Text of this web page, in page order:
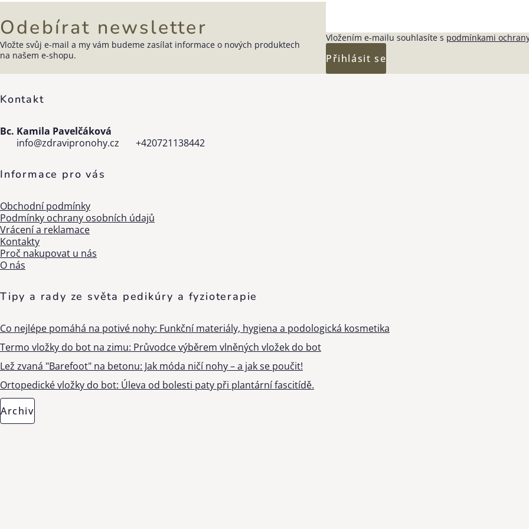
Zápatí
Kontakt
Bc. Kamila Pavelčáková
info@zdravipronohy.cz +420721138442
Informace pro vás
Obchodní podmínky
Podmínky ochrany osobních údajů
Vrácení a reklamace
Kontakty
Proč nakupovat u nás
O nás
Tipy a rady ze světa pedikúry a fyzioterapie
Co nejlépe pomáhá na potivé nohy: Funkční materiály, hygiena a podologická kosmetika
Termo vložky do bot na zimu: Průvodce výběrem vlněných vložek do bot
Lež zvaná "Barefoot" na betonu: Jak móda ničí nohy – a jak se poučit!
Ortopedické vložky do bot: Úleva od bolesti paty při plantární fascitídě.
Archiv
Odebírat newsletter
Vložte svůj e-mail a my vám budeme zasílat informace o nových produktech
na našem e-shopu.
Vložením e-mailu souhlasíte s podmínkami
Přihlásit se